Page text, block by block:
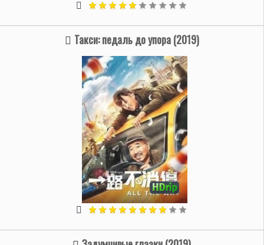
Такси: педаль до упора (2019)